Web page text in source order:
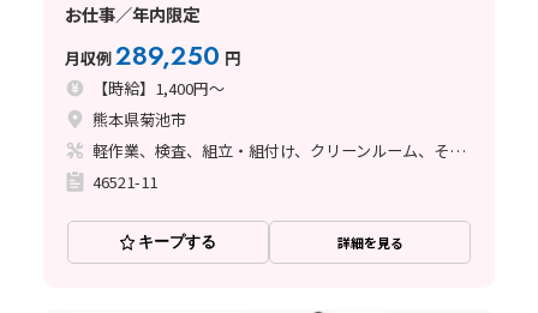
お仕事／年内限定
月収例289,250 円
【時給】1,400円～
熊本県菊池市
軽作業、検査、組立・組付け、クリーンルーム、その他
46521-11
キープする 詳細を見る